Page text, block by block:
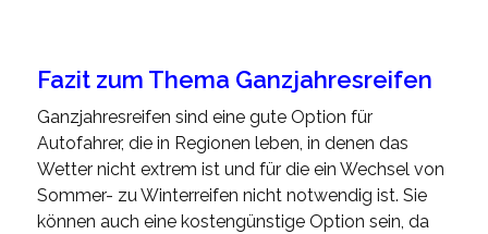
Fazit zum Thema Ganzjahresreifen
Ganzjahresreifen sind eine gute Option für
Autofahrer, die in Regionen leben, in denen das
Wetter nicht extrem ist und für die ein Wechsel von
Sommer- zu Winterreifen nicht notwendig ist. Sie
können auch eine kostengünstige Option sein, da